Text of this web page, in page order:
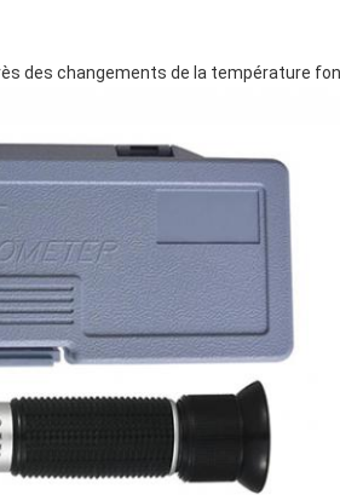
des changements de la température